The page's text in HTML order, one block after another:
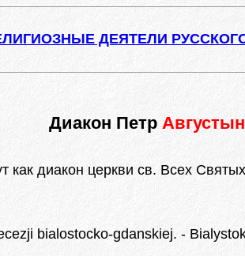
ДЕЯТЕЛИ
Диакон Петр
как диакон церкви св. Всех
bialostocko-gdanskiej. -